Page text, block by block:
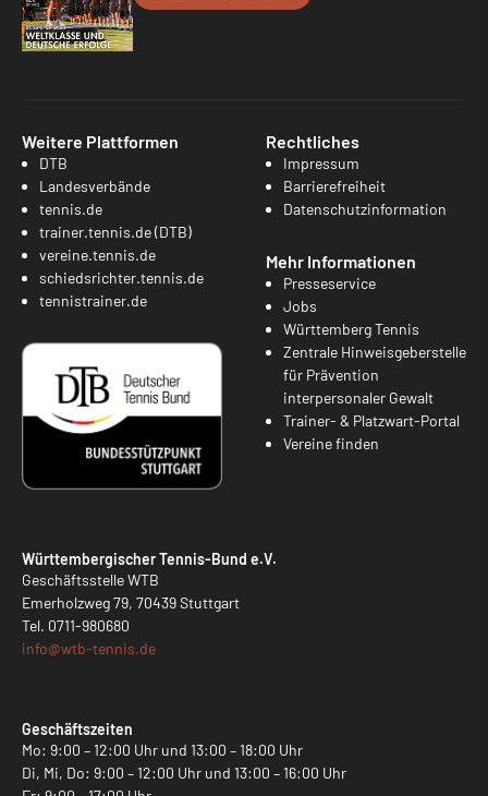
Weitere Plattformen
DTB
Landesverbände
tennis.de
trainer.tennis.de (DTB)
vereine.tennis.de
schiedsrichter.tennis.de
tennistrainer.de
Rechtliches
Impressum
Barrierefreiheit
Datenschutzinformation
Mehr Informationen
Presseservice
Jobs
Württemberg Tennis
Zentrale Hinweisgeberstelle
für Prävention
interpersonaler Gewalt
Trainer- & Platzwart-Portal
Vereine finden
Württembergischer Tennis-Bund e.V.
Geschäftsstelle WTB
Emerholzweg 79, 70439 Stuttgart
Tel. 0711-980680
info@wtb-tennis.de
Geschäftszeiten
Mo: 9:00 – 12:00 Uhr und 13:00 – 18:00 Uhr
Di, Mi, Do: 9:00 – 12:00 Uhr und 13:00 – 16:00 Uhr